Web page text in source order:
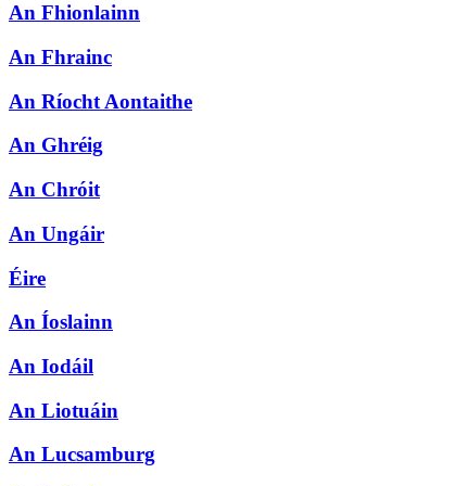
An Fhionlainn
An Fhrainc
An Ríocht Aontaithe
An Ghréig
An Chróit
An Ungáir
Éire
An Íoslainn
An Iodáil
An Liotuáin
An Lucsamburg